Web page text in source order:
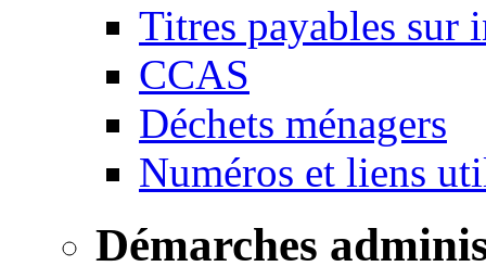
Titres payables sur
CCAS
Déchets ménagers
Numéros et liens
Démarches